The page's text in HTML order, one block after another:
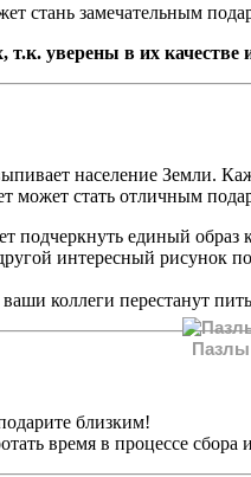
Пазлы
стань замечательным
уверены в их качестве
население Земли.
может стать отличным
подчеркнуть единый образ
интересный рисунок
коллеги перестанут
близким!
время в процессе сбора